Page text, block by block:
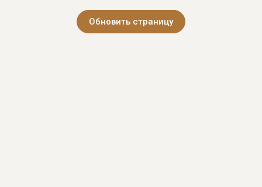
Обновить страницу